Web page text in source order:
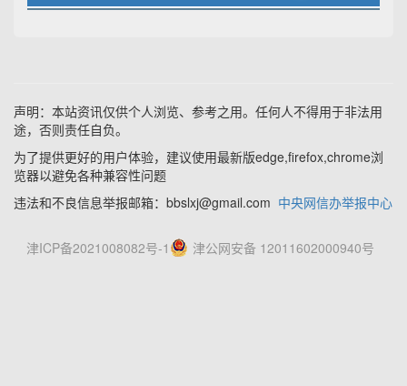
声明：本站资讯仅供个人浏览、参考之用。任何人不得用于非法用
途，否则责任自负。
为了提供更好的用户体验，建议使用最新版edge,firefox,chrome浏
览器以避免各种兼容性问题
违法和不良信息举报邮箱：bbslxj@gmail.com 中央网信办举报中心
津公网安备 12011602000940号
津ICP备2021008082号-1